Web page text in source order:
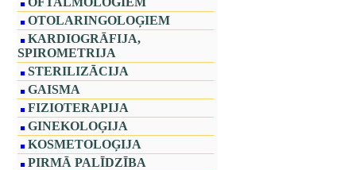
OTOLARINGOLOĢIEM
KARDIOGRĀFIJA,
SPIROMETRIJA
STERILIZĀCIJA
GAISMA
FIZIOTERAPIJA
GINEKOLOĢIJA
KOSMETOLOĢIJA
PIRMĀ PALĪDZĪBA